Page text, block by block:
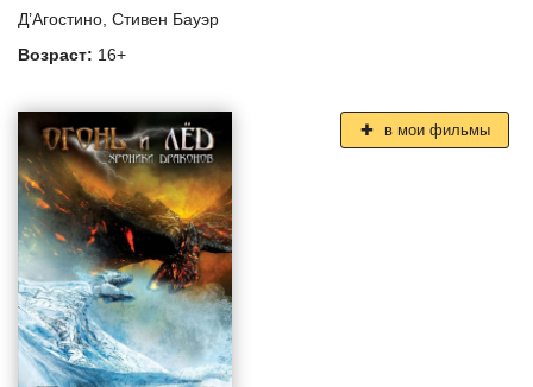
Д’Агостино Стивен Бауэр
Возраст: 16+
в мои фильмы